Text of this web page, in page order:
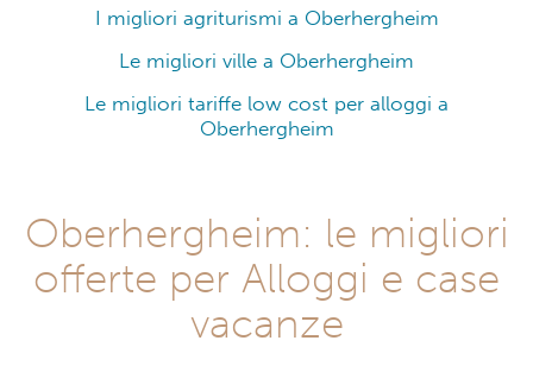
I migliori agriturismi a Oberhergheim
Le migliori ville a Oberhergheim
Le migliori tariffe low cost per alloggi a
Oberhergheim
Oberhergheim: le migliori
offerte per Alloggi e case
vacanze